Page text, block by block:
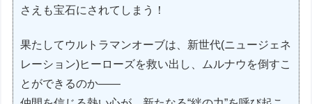
さえも宝石にされてしまう！
果たしてウルトラマンオーブは、新世代(ニュージェネ
レーション)ヒーローズを救い出し、ムルナウを倒すこ
とができるのか――